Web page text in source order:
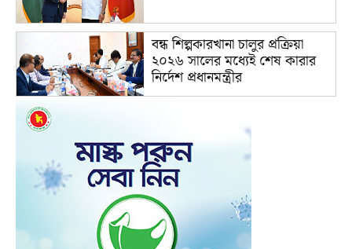
বন্ধ শিল্পকারখানা চালুর প্রক্রিয়া
২০২৬ সালের মধ্যেই শেষ কারার
নির্দেশ প্রধানমন্ত্রীর